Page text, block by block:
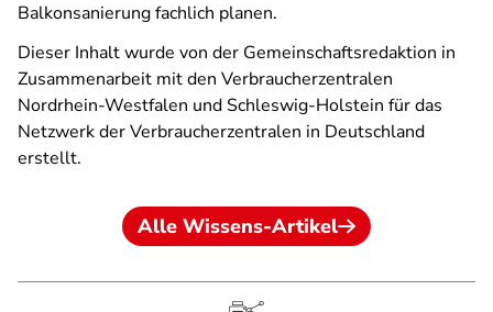
Balkonsanierung fachlich planen.
Dieser Inhalt wurde von der Gemeinschaftsredaktion in
Zusammenarbeit mit den Verbraucherzentralen
Nordrhein-Westfalen und Schleswig-Holstein für das
Netzwerk der Verbraucherzentralen in Deutschland
erstellt.
Alle Wissens-Artikel